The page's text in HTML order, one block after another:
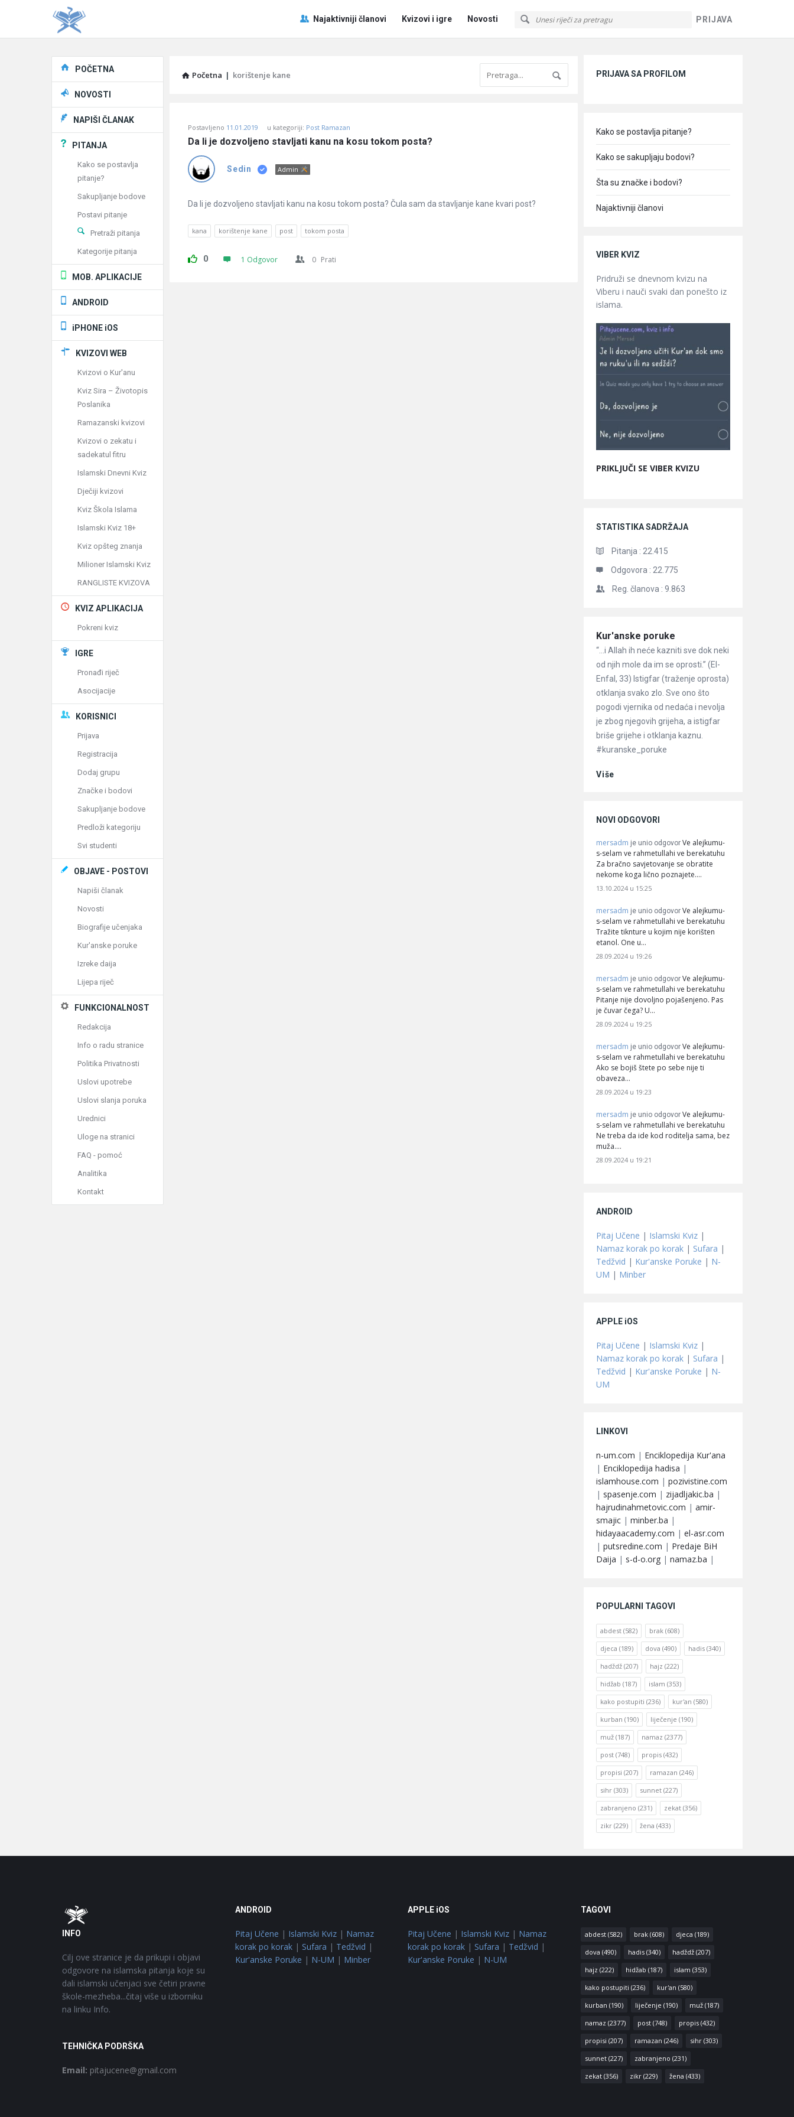
PRIJAVA
Pitaj
Učene
Najaktivniji članovi Kvizovi i igre Novosti
Početna | korištenje kane
Učene
Latest
Pitanja
Postavljeno 11.01.2019 u kategoriji: Post Ramazan
Da li je dozvoljeno stavljati kanu na kosu tokom posta?
Sedin Admin
Da li je dozvoljeno stavljati kanu na kosu tokom posta? Čula sam da stavljanje kane kvari post?
kana korištenje kane post tokom posta
0 1 Odgovor 0 Prati
PRIJAVA SA PROFILOM
Kako se postavlja pitanje?
Kako se sakupljaju bodovi?
Šta su značke i bodovi?
Najaktivniji članovi
VIBER KVIZ
Pridruži se dnevnom kvizu na
Viberu i nauči svaki dan ponešto iz
islama.
PRIKLJUČI SE VIBER KVIZU
STATISTIKA SADRŽAJA
Pitanja : 22.415
Odgovora : 22.775
Reg. članova : 9.863
Članci
Kur'anske poruke
“…i Allah ih neće kazniti sve dok neki
od njih mole da im se oprosti.” (El-
Enfal, 33) Istigfar (traženje oprosta)
otklanja svako zlo. Sve ono što
pogodi vjernika od nedaća i nevolja
je zbog njegovih grijeha, a istigfar
briše grijehe i otklanja kaznu.
#kuranske_poruke
Više
NOVI ODGOVORI
mersadm je unio odgovor Ve alejkumu-
s-selam ve rahmetullahi ve berekatuhu
Za bračno savjetovanje se obratite
nekome koga lično poznajete.…
13.10.2024 u 15:25
mersadm je unio odgovor Ve alejkumu-
s-selam ve rahmetullahi ve berekatuhu
Tražite tiknture u kojim nije korišten
etanol. One u…
28.09.2024 u 19:26
mersadm je unio odgovor Ve alejkumu-
s-selam ve rahmetullahi ve berekatuhu
Pitanje nije dovoljno pojašenjeno. Pas
je čuvar čega? U…
28.09.2024 u 19:25
mersadm je unio odgovor Ve alejkumu-
s-selam ve rahmetullahi ve berekatuhu
Ako se bojiš štete po sebe nije ti
obaveza…
28.09.2024 u 19:23
mersadm je unio odgovor Ve alejkumu-
s-selam ve rahmetullahi ve berekatuhu
Ne treba da ide kod roditelja sama, bez
muža.…
28.09.2024 u 19:21
ANDROID
Pitaj Učene | Islamski Kviz |
Namaz korak po korak | Sufara |
Tedžvid | Kur'anske Poruke | N-
UM | Minber
APPLE iOS
Pitaj Učene | Islamski Kviz |
Namaz korak po korak | Sufara |
Tedžvid | Kur'anske Poruke | N-
UM
LINKOVI
n-um.com | Enciklopedija Kur'ana
| Enciklopedija hadisa |
islamhouse.com | pozivistine.com
| spasenje.com | zijadljakic.ba |
hajrudinahmetovic.com | amir-
smajic | minber.ba |
hidayaacademy.com | el-asr.com
| putsredine.com | Predaje BiH
Daija | s-d-o.org | namaz.ba |
POPULARNI TAGOVI
abdest (582) brak (608)
djeca (189) dova (490) hadis (340)
hadždž (207) hajz (222)
hidžab (187) islam (353)
kako postupiti (236) kur'an (580)
kurban (190) liječenje (190)
muž (187) namaz (2377)
post (748) propis (432)
propisi (207) ramazan (246)
sihr (303) sunnet (227)
zabranjeno (231) zekat (356)
zikr (229) žena (433)
Explore
POČETNA
NOVOSTI
NAPIŠI ČLANAK
PITANJA
Kako se postavlja
pitanje?
Sakupljanje bodove
Postavi pitanje
Pretraži pitanja
Kategorije pitanja
MOB. APLIKACIJE
ANDROID
iPHONE iOS
KVIZOVI WEB
Kvizovi o Kur'anu
Kviz Sira – Životopis
Poslanika
Ramazanski kvizovi
Kvizovi o zekatu i
sadekatul fitru
Islamski Dnevni Kviz
Dječiji kvizovi
Kviz Škola Islama
Islamski Kviz 18+
Kviz opšteg znanja
Milioner Islamski Kviz
RANGLISTE KVIZOVA
KVIZ APLIKACIJA
Pokreni kviz
IGRE
Pronađi riječ
Asocijacije
KORISNICI
Prijava
Registracija
Dodaj grupu
Značke i bodovi
Sakupljanje bodove
Predloži kategoriju
Svi studenti
OBJAVE - POSTOVI
Napiši članak
Novosti
Biografije učenjaka
Kur'anske poruke
Izreke daija
Lijepa riječ
FUNKCIONALNOST
Redakcija
Info o radu stranice
Politika Privatnosti
Uslovi upotrebe
Uslovi slanja poruka
Urednici
Uloge na stranici
FAQ - pomoć
Analitika
Kontakt
Footer
INFO
Cilj ove stranice je da prikupi i objavi
odgovore na islamska pitanja koje su
dali islamski učenjaci sve četiri pravne
škole-mezheba...čitaj više u izborniku
na linku Info.
TEHNIČKA PODRŠKA
Email: pitajucene@gmail.com
ANDROID
Pitaj Učene | Islamski Kviz| Namaz
korak po korak| Sufara | Tedžvid |
Kur'anske Poruke | N-UM | Minber
APPLE iOS
Pitaj Učene | Islamski Kviz | Namaz
korak po korak | Sufara | Tedžvid |
Kur'anske Poruke | N-UM
TAGOVI
abdest(582) brak(608) djeca (189)
dova (490) hadis(340) hadždž(207)
hajz (222) hidžab (187) islam (353)
kako postupiti (236) kur'an (580)
kurban (190) liječenje (190) muž(187)
namaz (2377) post(748) propis(432)
propisi (207) ramazan (246) sihr(303)
sunnet(227) zabranjeno (231)
zekat(356) zikr(229) žena (433)